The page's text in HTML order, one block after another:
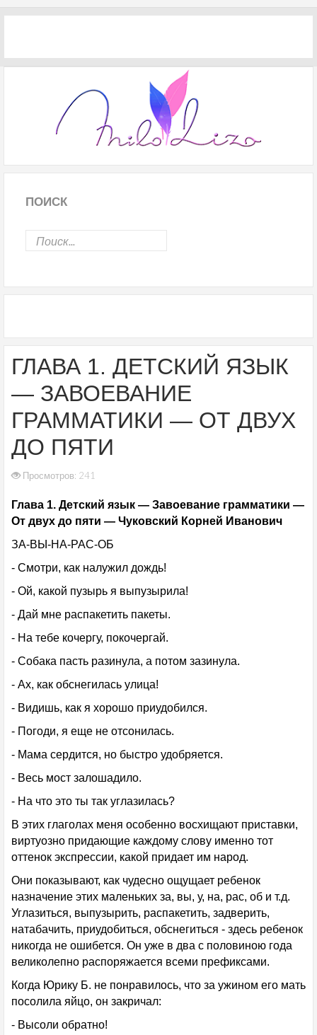
ПОИСК
ГЛАВА 1. ДЕТСКИЙ ЯЗЫК
— ЗАВОЕВАНИЕ
ГРАММАТИКИ — ОТ ДВУХ
ДО ПЯТИ
Просмотров: 241
Глава 1. Детский язык — Завоевание грамматики —
От двух до пяти — Чуковский Корней Иванович
ЗА-ВЫ-НА-РАС-ОБ
- Смотри, как налужил дождь!
- Ой, какой пузырь я выпузырила!
- Дай мне распакетить пакеты.
- На тебе кочергу, покочергай.
- Собака пасть разинула, а потом зазинула.
- Ах, как обснегилась улица!
- Видишь, как я хорошо приудобился.
- Погоди, я еще не отсонилась.
- Мама сердится, но быстро удобряется.
- Весь мост залошадило.
- На что это ты так углазилась?
В этих глаголах меня особенно восхищают приставки,
виртуозно придающие каждому слову именно тот
оттенок экспрессии, какой придает им народ.
Они показывают, как чудесно ощущает ребенок
назначение этих маленьких за, вы, у, на, рас, об и т.д.
Углазиться, выпузырить, распакетить, задверить,
натабачить, приудобиться, обснегиться - здесь ребенок
никогда не ошибется. Он уже в два с половиною года
великолепно распоряжается всеми префиксами.
Когда Юрику Б. не понравилось, что за ужином его мать
посолила яйцо, он закричал:
- Высоли обратно!